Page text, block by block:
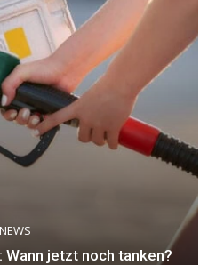
NEWS
jetzt noch tanken?